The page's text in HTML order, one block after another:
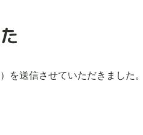
を送信させていただきました。